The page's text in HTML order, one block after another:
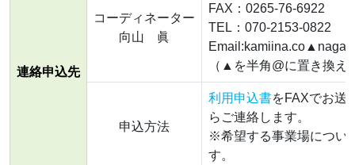
連絡申込先
コーディネーター
向山 眞
FAX：0265-76-6922
TEL：070-2153-0822
（▲を半角@に置き換え
申込方法
利用申込書をFAXでお送
らご連絡します。
※希望する事業場につい
す。